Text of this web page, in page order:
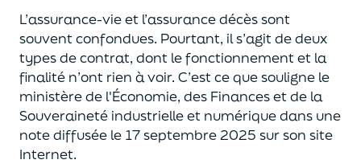
L’assurance-vie et l’assurance décès sont
souventconfondues. Pourtant, il s’agit de deux
types de contrat, dont le fonctionnement et la
finalité n’ont rien à voir. C’est ce que souligne le
ministère de l'Économie, des Financeset de la
Souveraineté industrielle et numériquedans une
note diffusée le 17 septembre 2025 sur son site
Internet.